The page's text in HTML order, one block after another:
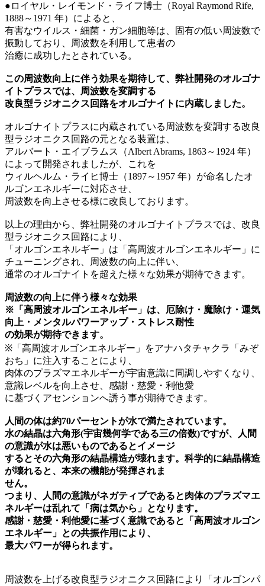
●ロイヤル・レイモンド・ライフ博士（Royal Raymond Rife,
1888～1971 年）によると、
有害なウイルス・細菌・ガン細胞等は、固有の低い周波数で
振動しており、周波数を利用して患者の
治癒に成功したとされている。
この周波数向上に伴う効果を期待して、弊社開発のオルゴナ
イトプラスでは、周波数を変調する
改良型ラジオニクス回路をオルゴナイトに内蔵しました。
オルゴナイトプラスに内蔵されている周波数を変調する改良
型ラジオニクス回路の元となる装置は、
アルバート・エイブラムス（Albert Abrams, 1863～1924 年）
によって開発されましたが、これを
ウィルヘルム・ライヒ博士（1897～1957 年）が命名したオ
ルゴンエネルギーに対応させ、
周波数を向上させる様に改良しております。
以上の理由から、弊社開発のオルゴナイトプラスでは、改良
型ラジオニクス回路により、
「オルゴンエネルギー」は「高周波オルゴンエネルギー」に
チューニングされ、周波数の向上に伴い、
通常のオルゴナイトを超えた様々な効果が期待できます。
周波数の向上に伴う様々な効果
※「高周波オルゴンエネルギー」は、厄除け・魔除け・運気
向上・メンタルパワーアップ・ストレス耐性
の効果が期待できます。
※「高周波オルゴンエネルギー」をアナハタチャクラ「みぞ
おち」に注入することにより、
肉体のプラズマエネルギーが宇宙意識に同調しやすくなり、
意識レベルを向上させ、感謝・慈愛・利他愛
に基づくアセンションへ誘う事が期待できます。
人間の体は約70パーセントが水で満たされています。
水の結晶は六角形(宇宙幾何学である三の倍数)ですが、人間
の意識が水は悪いものであるとイメージ
するとその六角形の結晶構造が壊れます。科学的に結晶構造
が壊れると、本来の機能が発揮されま
せん。
つまり、人間の意識がネガティブであると肉体のプラズマエ
ネルギーは乱れて「病は気から」となります。
感謝・慈愛・利他愛に基づく意識であると「高周波オルゴン
エネルギー」との共振作用により、
最大パワーが得られます。
周波数を上げる改良型ラジオニクス回路により「オルゴンパ